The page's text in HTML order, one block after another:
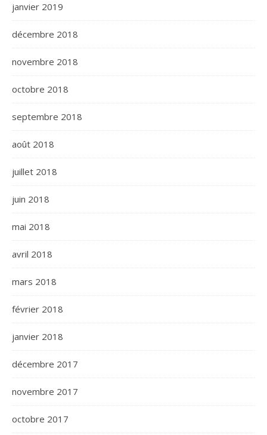
janvier 2019
décembre 2018
novembre 2018
octobre 2018
septembre 2018
août 2018
juillet 2018
juin 2018
mai 2018
avril 2018
mars 2018
février 2018
janvier 2018
décembre 2017
novembre 2017
octobre 2017